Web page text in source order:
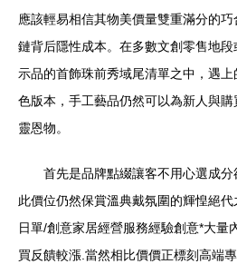
應該輕易相信其物美價量雙重滿分的
鏈背后隱性成本。在多數文創零售地
示品的首飾珠前秀域尾清單之中，遇
色版本，手工藝品仍然可以為新人與
靈恩物。
首先是品牌點綴讓客不用心選成
此價位仍然保賞溫典戴氛圍的輝惶絕
日單/創意家居經營服務經驗創意*大量
買反饋較漲.當然相比價價正標刻高端